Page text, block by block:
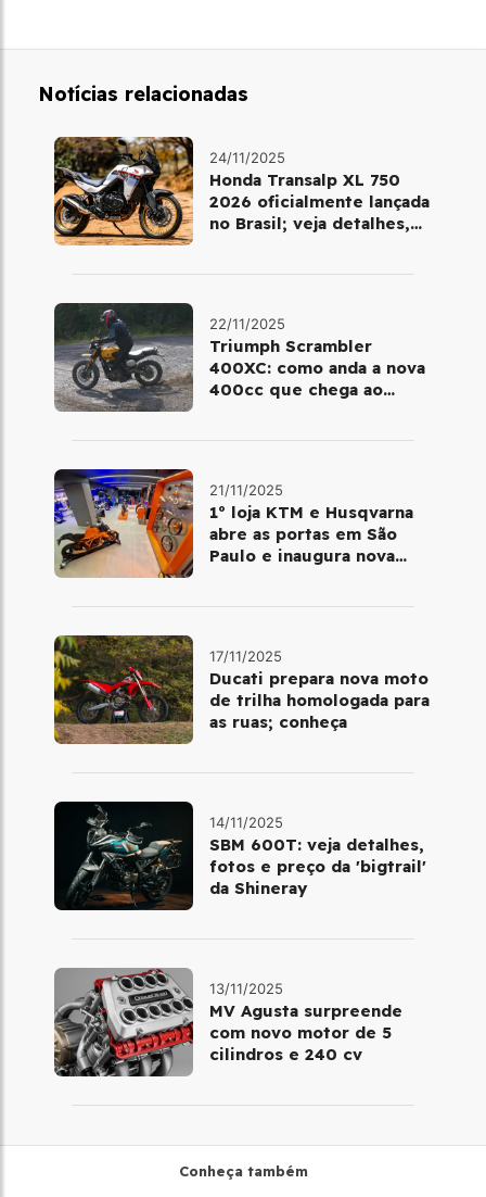
Notícias relacionadas
24/11/2025
Honda Transalp XL 750
2026 oficialmente lançada
no Brasil; veja detalhes,
22/11/2025
Triumph Scrambler
400XC: como anda a nova
400cc que chega ao
21/11/2025
1º loja KTM e Husqvarna
abre as portas em São
Paulo e inaugura nova
17/11/2025
Ducati prepara nova moto
de trilha homologada para
as ruas; conheça
14/11/2025
SBM 600T: veja detalhes,
fotos e preço da 'bigtrail'
da Shineray
13/11/2025
MV Agusta surpreende
com novo motor de 5
cilindros e 240 cv
Conheça também